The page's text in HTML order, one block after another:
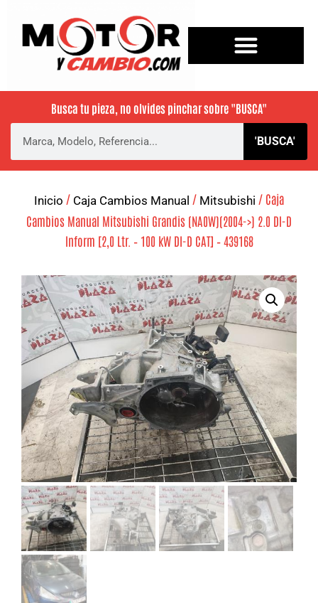
Busca tu pieza, no olvides pinchar sobre "BUSCA"
'BUSCA'
Inicio / Caja Cambios Manual / Mitsubishi / Caja
Cambios Manual Mitsubishi Grandis (NA0W)(2004->) 2.0 DI-D
Inform [2,0 Ltr. – 100 kW DI-D CAT] – 439168